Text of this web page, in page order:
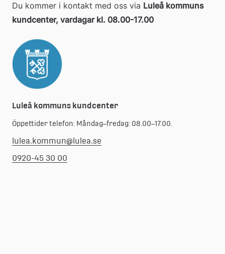
Du kommer i kontakt med oss via Luleå kommuns
kundcenter, vardagar kl. 08.00-17.00
Luleå kommuns kundcenter
Öppettider telefon: Måndag–fredag: 08.00–17.00.
lulea.kommun@lulea.se
0920-45 30 00